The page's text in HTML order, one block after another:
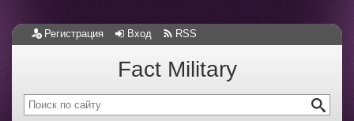
Регистрация Вход RSS
Fact Military